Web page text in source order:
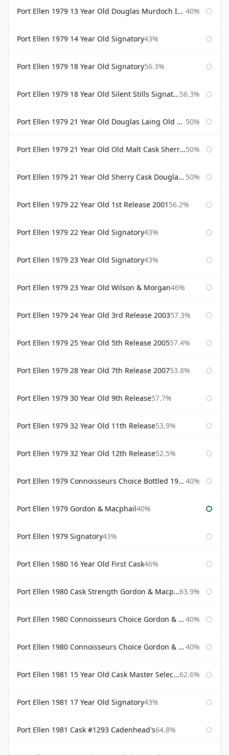
Port Ellen 1979 13 Year Old Douglas Murdoch Independent Bottling 40%
Port Ellen 1979 14 Year Old Signatory43%
Port Ellen 1979 18 Year Old Signatory56.3%
Port Ellen 1979 18 Year Old Silent Stills Signatory 56.3%
Port Ellen 1979 21 Year Old Douglas Laing Old Malt Cask 50%
Port Ellen 1979 21 Year Old Old Malt Cask Sherry Cask Douglas Laing 50%
Port Ellen 1979 21 Year Old Sherry Cask Douglas Laing Old Malt Cask 50%
Port Ellen 1979 22 Year Old 1st Release 2001 56.2%
Port Ellen 1979 22 Year Old Signatory43%
Port Ellen 1979 23 Year Old Signatory43%
Port Ellen 1979 23 Year Old Wilson & Morgan46%
Port Ellen 1979 24 Year Old 3rd Release 200357.3%
Port Ellen 1979 25 Year Old 5th Release 200557.4%
Port Ellen 1979 28 Year Old 7th Release 200753.8%
Port Ellen 1979 30 Year Old 9th Release57.7%
Port Ellen 1979 32 Year Old 11th Release53.9%
Port Ellen 1979 32 Year Old 12th Release52.5%
Port Ellen 1979 Connoisseurs Choice Bottled 1995 Gordon & Macphail 40%
Port Ellen 1979 Gordon & Macphail40%
Port Ellen 1979 Signatory43%
Port Ellen 1980 16 Year Old First Cask46%
Port Ellen 1980 Cask Strength Gordon & Macphail 63.9%
Port Ellen 1980 Connoisseurs Choice Gordon & Macphail 40%
Port Ellen 1980 Connoisseurs Choice Gordon & Macphail 19 Year Old 40%
Port Ellen 1981 15 Year Old Cask Master Selection 62.6%
Port Ellen 1981 17 Year Old Signatory43%
Port Ellen 1981 Cask #1293 Cadenhead's64.8%